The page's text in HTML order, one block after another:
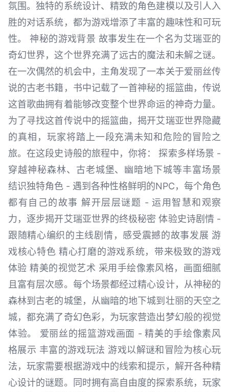
氛围。独特的系统设计、精致的角色建模以及引人入
胜的对话系统，都为游戏增添了丰富的趣味性和可玩
性。 神秘的游戏背景 故事发生在一个名为艾瑞亚的
奇幻世界，这个世界充满了远古的魔法和未解之谜。
在一次偶然的机会中，主角发现了一本关于爱丽丝传
说的古老书籍，书中记载了一首神秘的摇篮曲，传说
这首歌曲拥有着能够改变整个世界命运的神奇力量。
为了寻找这首传说中的摇篮曲，揭开艾瑞亚世界隐藏
的真相，玩家将踏上一段充满未知和危险的冒险之
旅。在这段史诗般的旅程中，你将： 探索多样场景 -
穿越神秘森林、古老城堡、幽暗地下城等丰富场景
结识独特角色 - 遇到各种性格鲜明的NPC，每个角色
都有自己的故事 解开层层谜题 - 运用智慧和观察
力，逐步揭开艾瑞亚世界的终极秘密 体验史诗剧情 -
跟随精心编织的主线剧情，感受震撼的故事发展 游
戏核心特色 精心打磨的游戏系统，带来极致的游戏
体验 精美的视觉艺术 采用手绘像素风格，画面细腻
且富有层次感。每个场景都经过精心设计，从神秘的
森林到古老的城堡，从幽暗的地下城到壮丽的天空之
城，都充满了奇幻色彩，为玩家营造出梦幻般的视觉
体验。 爱丽丝的摇篮游戏画面 - 精美的手绘像素风
格展示 丰富的游戏玩法 游戏以解谜和冒险为核心玩
法，玩家需要根据游戏中的线索和提示，解开各种精
心设计的谜题。同时拥有高自由度的探索系统，玩家